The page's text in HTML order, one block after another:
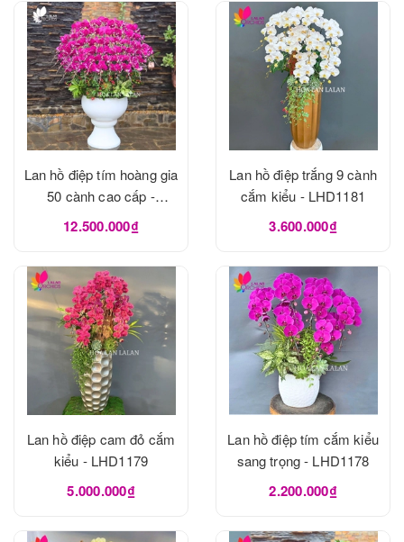
Lan hồ điệp tím hoàng gia
50 cành cao cấp -
LHD1182
12.500.000₫
Lan hồ điệp trắng 9 cành
cắm kiểu - LHD1181
3.600.000₫
Lan hồ điệp cam đỏ cắm
kiểu - LHD1179
5.000.000₫
Lan hồ điệp tím cắm kiểu
sang trọng - LHD1178
2.200.000₫